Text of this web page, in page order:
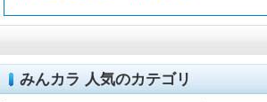
みんカラ 人気のカテゴリ